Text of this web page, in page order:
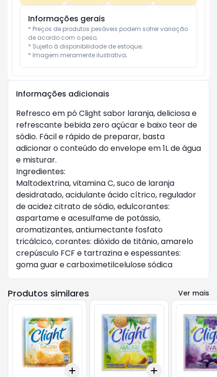
Informações gerais
* Preços de produtos pesáveis podem sofrer variação
de acordo com o peso;
* Sujeito à disponibilidade de estoque;
* Imagem meramente ilustrativa;
Informações adicionais
Refresco em pó Clight sabor laranja, deliciosa e
refrescante bebida zero açúcar e baixo teor de
sódio. Fácil e rápido de preparar, basta
adicionar o conteúdo do envelope em 1L de água
e misturar.
Ingredientes:
Maltodextrina, vitamina C, suco de laranja
desidratado, acidulante ácido cítrico, regulador
de acidez citrato de sódio, edulcorantes:
aspartame e acesulfame de potássio,
aromatizantes, antiumectante fosfato
tricálcico, corantes: dióxido de titânio, amarelo
crepúsculo FCF e tartrazina e espessantes:
goma guar e carboximetilcelulose sódica
Produtos similares Ver mais
5 +10
Add 5 +10
Add